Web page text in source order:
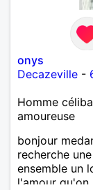
onys
Decazeville -
Homme
amoureuse
bonjour
recherche
ensemble un
l'amour qu'on